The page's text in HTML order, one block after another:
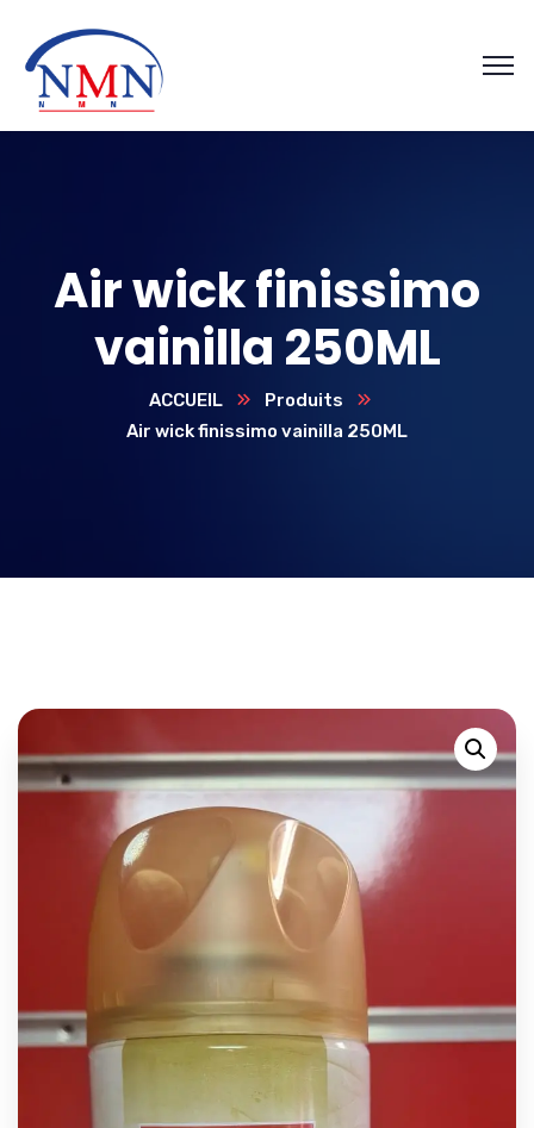
Air wick finissimo
vainilla 250ML
ACCUEIL
Produits
Air wick finissimo vainilla 250ML